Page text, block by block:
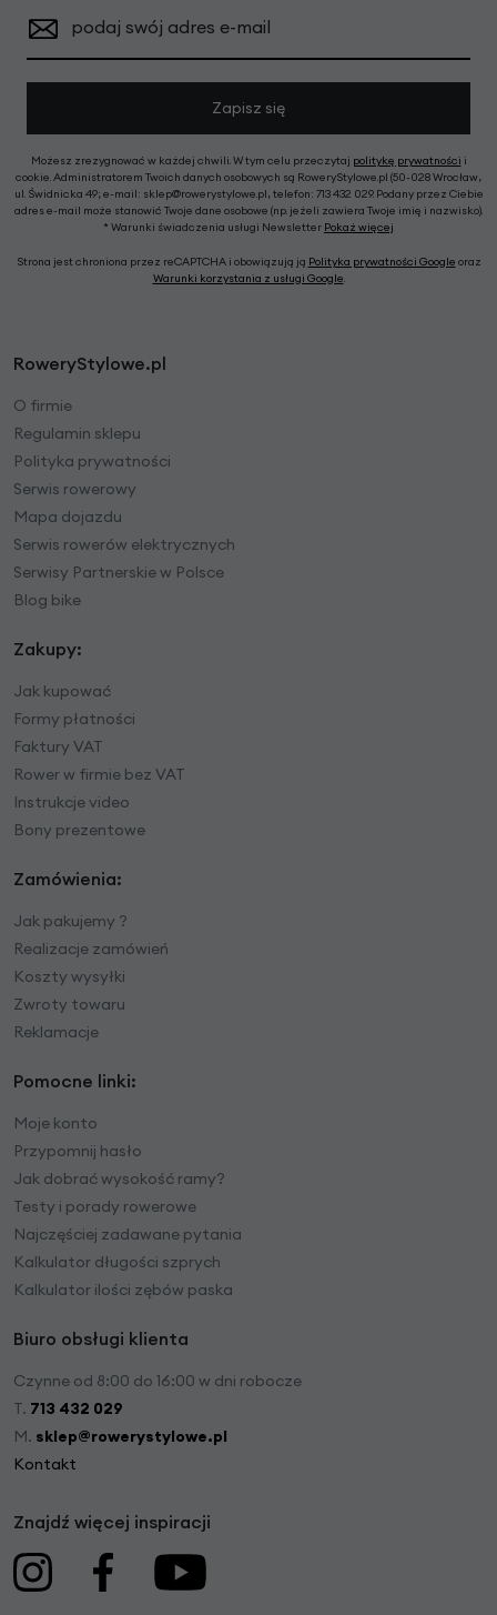
podaj swój adres e-mail
Zapisz się
Możesz zrezygnować w każdej chwili. W tym celu przeczytaj politykę prywatności i
cookie. Administratorem Twoich danych osobowych są RoweryStylowe.pl (50-028 Wrocław,
ul. Świdnicka 49; e-mail: sklep@rowerystylowe.pl, telefon: 713 432 029. Podany przez Ciebie
adres e-mail może stanowić Twoje dane osobowe (np. jeżeli zawiera Twoje imię i nazwisko).
* Warunki świadczenia usługi Newsletter Pokaż więcej
Strona jest chroniona przez reCAPTCHA i obowiązują ją Polityka prywatności Google oraz
Warunki korzystania z usługi Google.
RoweryStylowe.pl
O firmie
Regulamin sklepu
Polityka prywatności
Serwis rowerowy
Mapa dojazdu
Serwis rowerów elektrycznych
Serwisy Partnerskie w Polsce
Blog bike
Zakupy:
Jak kupować
Formy płatności
Faktury VAT
Rower w firmie bez VAT
Instrukcje video
Bony prezentowe
Zamówienia:
Jak pakujemy ?
Realizacje zamówień
Koszty wysyłki
Zwroty towaru
Reklamacje
Pomocne linki:
Moje konto
Przypomnij hasło
Jak dobrać wysokość ramy?
Testy i porady rowerowe
Najczęściej zadawane pytania
Kalkulator długości szprych
Kalkulator ilości zębów paska
Biuro obsługi klienta
Czynne od 8:00 do 16:00 w dni robocze
T. 713 432 029
M. sklep@rowerystylowe.pl
Kontakt
Znajdź więcej inspiracji